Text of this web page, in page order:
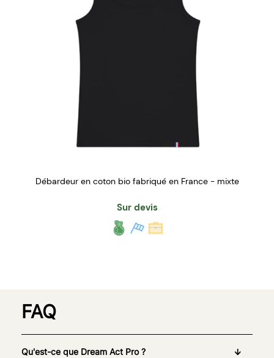
Débardeur en coton bio fabriqué en France - mixte
Sur devis
FAQ
Qu'est-ce que Dream Act Pro ?